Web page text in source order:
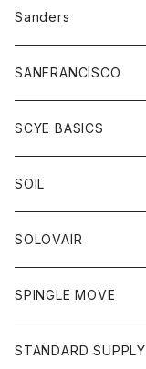
ニット
ベスト
ボトム
ワンピース
ペインターパンツ
帽子
アウター
コート
パーカー
スカート
Tシャツ
トップス
Tシャツ
トレーナー
ボトム
ショートパンツ
スカート
レディース
スカート
アクセサリー
Sanders
グッズ
靴
SANFRANCISCO
アウター
カーディガン
コート
グッズ
ネクタイ
グローブ
アクセサリー
トップス
カットソー
ボトム
SCYE BASICS
ボトム
ジーンズ
チノパン
トップス
ポロシャツ
ベスト
靴
SOIL
靴
ワンピース
トップス
SOLOVAIR
SPINGLE MOVE
STANDARD SUPPLY